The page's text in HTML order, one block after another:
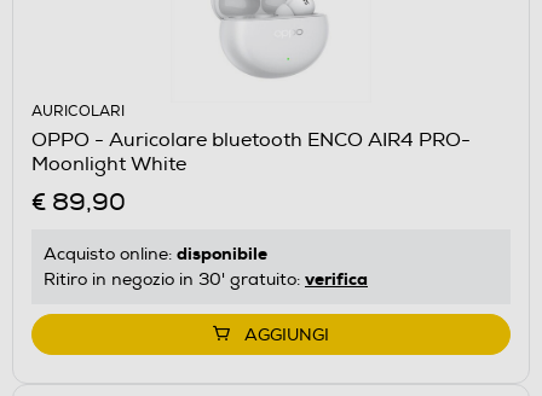
AURICOLARI
OPPO - Auricolare bluetooth ENCO AIR4 PRO-
Moonlight White
€ 89,90
Acquisto online: disponibile
Ritiro in negozio in 30' gratuito: verifica
AGGIUNGI